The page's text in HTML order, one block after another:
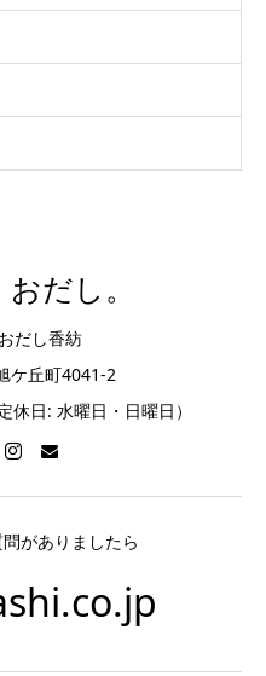
だし。
だし香紡
ケ丘町4041-2
日: 水曜日・日曜日）
がありましたら